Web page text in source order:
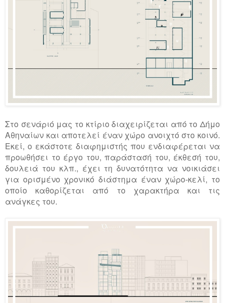
Στο σενάριό μας το κτίριο διαχειρίζεται από το Δήμο
Αθηναίων και αποτελεί έναν χώρο ανοιχτό στο κοινό.
Εκεί, ο εκάστοτε διαφημιστής που ενδιαφέρεται να
προωθήσει το έργο του, παράστασή του, έκθεσή του,
δουλειά του κλπ., έχει τη δυνατότητα να νοικιάσει
για ορισμένο χρονικό διάστημα έναν χώρο-κελί, το
οποίο καθορίζεται από το χαρακτήρα και τις
ανάγκες του.